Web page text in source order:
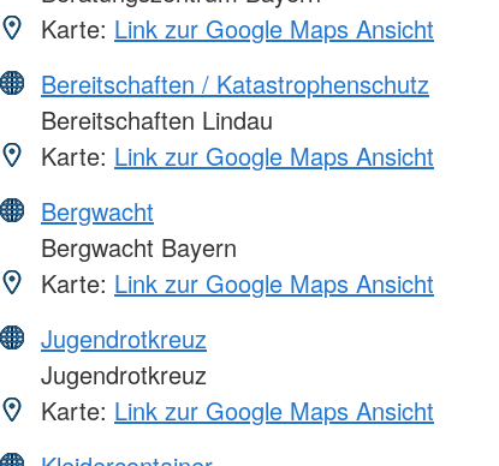
Karte: Link zur Google Maps Ansicht
Bereitschaften / Katastrophenschutz
Bereitschaften Lindau
Karte: Link zur Google Maps Ansicht
Bergwacht
Bergwacht Bayern
Karte: Link zur Google Maps Ansicht
Jugendrotkreuz
Jugendrotkreuz
Karte: Link zur Google Maps Ansicht